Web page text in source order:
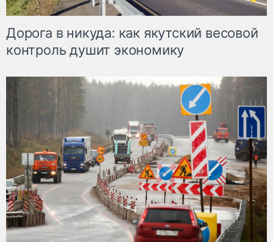
Дорога в никуда: как якутский весовой
контроль душит экономику